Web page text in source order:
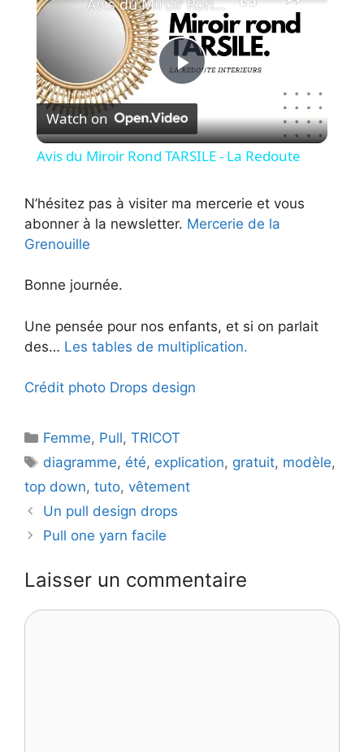
P
l
y
i
d
o
Avis du Miroir Rond TARSILE - La Redoute
Watch on
Avis du Miroir Rond TARSILE - La Redoute
N’hésitez pas à visiter ma mercerie et vous
abonner à la newsletter. Mercerie de la
Grenouille
Bonne journée.
Une pensée pour nos enfants, et si on parlait
des… Les tables de multiplication.
Crédit photo Drops design
Catégories
Femme, Pull,TRICOT
Étiquettes
diagramme, été, explication, gratuit, modèle,
top down, tuto, vêtement
Un pull design drops
Pull one yarn facile
Laisser un commentaire
Commentaire